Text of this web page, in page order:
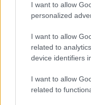
I want to allow
personalized
I want to allow
related to
device identifiers
I want to allow
related to
Giuseppe Conte in
mascherine e